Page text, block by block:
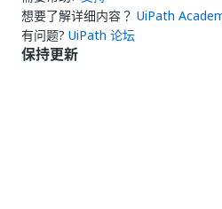
想要了解详细内容？ UiPath
有问题? UiPath 论坛
保持更新